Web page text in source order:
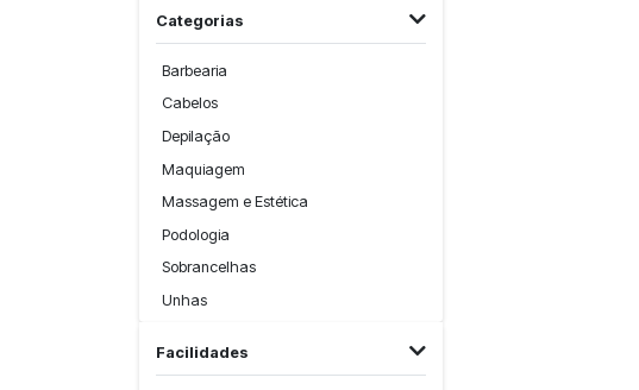
Categorias
Barbearia
Cabelos
Depilação
Maquiagem
Massagem e Estética
Podologia
Sobrancelhas
Unhas
Facilidades